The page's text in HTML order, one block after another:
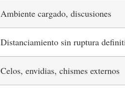
Ambiente cargado, discusiones
Distanciamiento sin ruptura
Celos, envidias, chismes externos